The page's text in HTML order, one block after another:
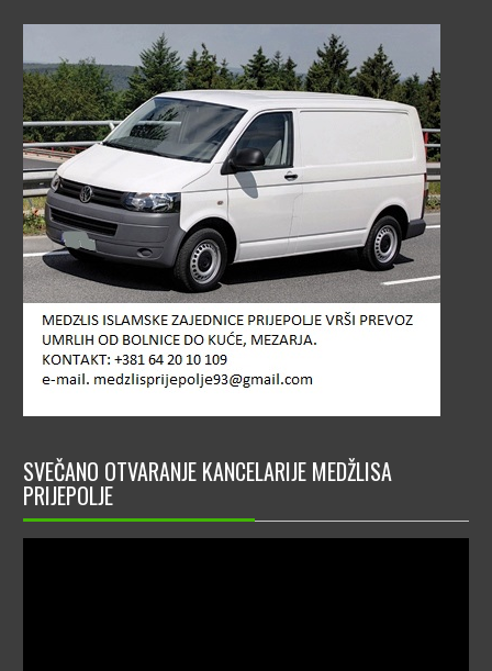
SVEČANO OTVARANJE KANCELARIJE MEDŽLISA
PRIJEPOLJE